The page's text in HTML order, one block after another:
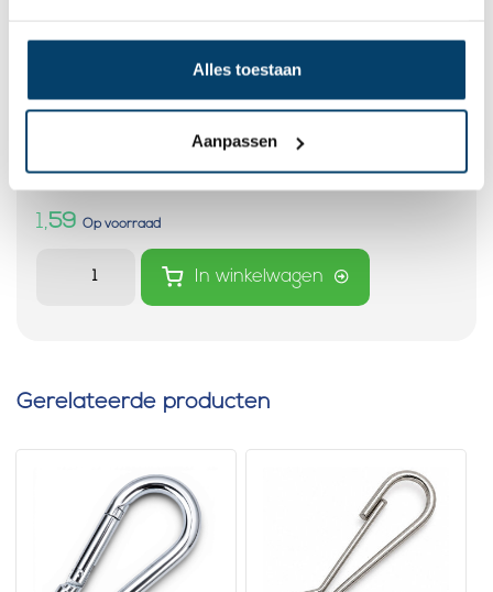
Alles toestaan
Aanpassen
clip 22 en 25mm Zwart
1,59 Op voorraad
In winkelwagen
Gerelateerde producten